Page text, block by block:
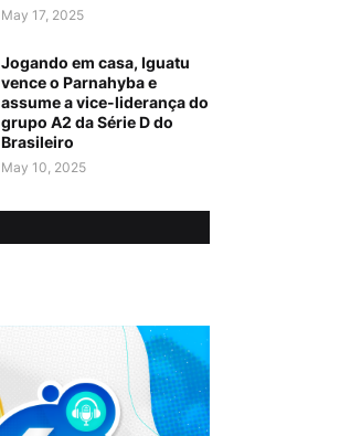
May 17, 2025
Jogando em casa, Iguatu
vence o Parnahyba e
assume a vice-liderança do
grupo A2 da Série D do
Brasileiro
May 10, 2025